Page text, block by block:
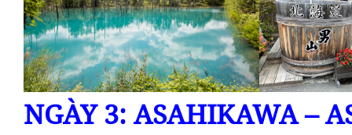
NGÀY 3: ASAHIKAWA –